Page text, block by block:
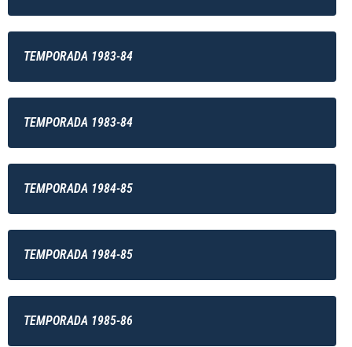
TEMPORADA 1983-84
TEMPORADA 1983-84
TEMPORADA 1984-85
TEMPORADA 1984-85
TEMPORADA 1985-86